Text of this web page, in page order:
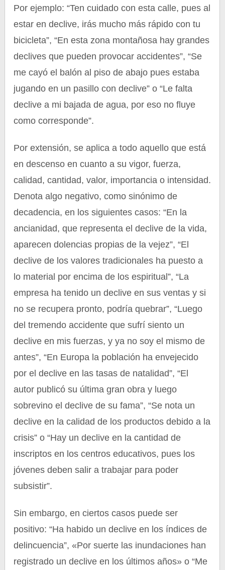
Por ejemplo: “Ten cuidado con esta calle, pues al
estar en declive, irás mucho más rápido con tu
bicicleta”, “En esta zona montañosa hay grandes
declives que pueden provocar accidentes”, “Se
me cayó el balón al piso de abajo pues estaba
jugando en un pasillo con declive” o “Le falta
declive a mi bajada de agua, por eso no fluye
como corresponde”.
Por extensión, se aplica a todo aquello que está
en descenso en cuanto a su vigor, fuerza,
calidad, cantidad, valor, importancia o intensidad.
Denota algo negativo, como sinónimo de
decadencia, en los siguientes casos: “En la
ancianidad, que representa el declive de la vida,
aparecen dolencias propias de la vejez”, “El
declive de los valores tradicionales ha puesto a
lo material por encima de los espiritual”, “La
empresa ha tenido un declive en sus ventas y si
no se recupera pronto, podría quebrar”, “Luego
del tremendo accidente que sufrí siento un
declive en mis fuerzas, y ya no soy el mismo de
antes”, “En Europa la población ha envejecido
por el declive en las tasas de natalidad”, “El
autor publicó su última gran obra y luego
sobrevino el declive de su fama”, “Se nota un
declive en la calidad de los productos debido a la
crisis” o “Hay un declive en la cantidad de
inscriptos en los centros educativos, pues los
jóvenes deben salir a trabajar para poder
subsistir”.
Sin embargo, en ciertos casos puede ser
positivo: “Ha habido un declive en los índices de
delincuencia”, «Por suerte las inundaciones han
registrado un declive en los últimos años» o “Me